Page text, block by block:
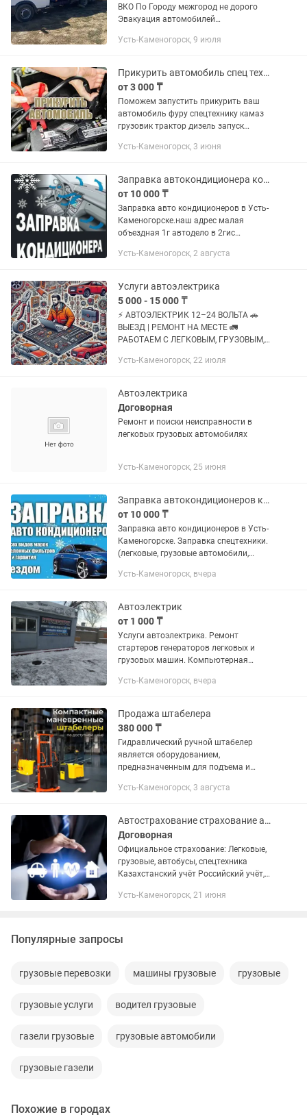
ВКО По Городу межгород не дорого
Эвакуация автомобилей
эвакуатора Эвакуатор круглосуточно
...
Усть-Каменогорск, 9 июля
Прикурить автомобиль спец технику 12/24 запуск тракторов фур дизеля
от 3 000 ₸
Поможем запустить прикурить ваш
автомобиль фуру спецтехнику камаз
грузовик трактор дизель запуск
пусковой устройством СТАНИСЛАВ
Усть-Каменогорск, 3 июня
Заправка автокондиционера кондиционера кондер дозоправка выезд диагностика
от 10 000 ₸
Заправка авто кондиционеров в Усть-
Каменогорске.наш адрес малая
объездная 1г автодело в 2гис
грузовые автомобили, спецтехника,
Усть-Каменогорск, 2 августа
Услуги автоэлектрика
5 000 - 15 000 ₸
⚡ АВТОЭЛЕКТРИК 12–24 ВОЛЬТА 🚗
ВЫЕЗД | РЕМОНТ НА МЕСТЕ 🚛
РАБОТАЕМ С ЛЕГКОВЫМ, ГРУЗОВЫМ,
СПЕЦТЕХНИКОЙ Профессиональный
решит любые проблемы...
Усть-Каменогорск, 22 июля
Автоэлектрика
Договорная
Ремонт и поиски неисправности в
легковых грузовых автомобилях
Усть-Каменогорск, 25 июня
Заправка автокондиционеров кондиционеров автозаправка комбайн фуры трактор
от 10 000 ₸
Заправка авто кондиционеров в Усть-
Каменогорске. Заправка спецтехники.
(легковые, грузовые автомобили,
экскаваторы, автобусы). 24/7, без
Усть-Каменогорск, вчера
Автоэлектрик
от 1 000 ₸
Услуги автоэлектрика. Ремонт
стартеров генераторов легковых и
грузовых машин. Компьютерная
Усть-Каменогорск, вчера
Продажа штабелера
380 000 ₸
Гидравлический ручной штабелер
является оборудованием,
предназначенным для подъема и
использовать для перемещения на
грузов. Особенности...
Усть-Каменогорск, 3 августа
Автострахование страхование авто Выезд в Россию страховка онлайн
Договорная
Официальное страхование: Легковые,
грузовые, автобусы, спецтехника
Казахстанский учёт Российский учёт,
ТОО, страхование работников
Усть-Каменогорск, 21 июня
Популярные запросы
грузовые перевозки машины грузовые грузовые
грузовые услуги водител грузовые
газели грузовые грузовые автомобили
грузовые газели
Похожие в городах